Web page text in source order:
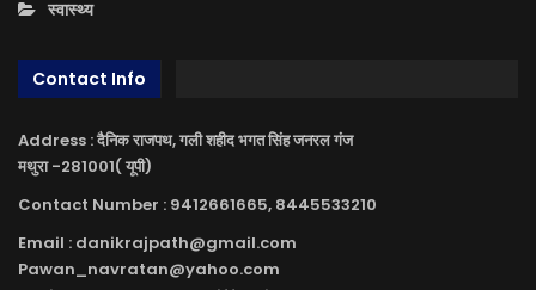
स्वास्थ्य
Contact Info
Address : दैनिक राजपथ, गली शहीद भगत सिंह जनरल गंज
मथुरा -281001( यूपी)
Contact Number : 9412661665, 8445533210
Email : danikrajpath@gmail.com
Pawan_navratan@yahoo.com